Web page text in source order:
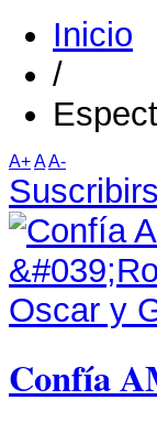
Inicio
/
A+AA-
Confía